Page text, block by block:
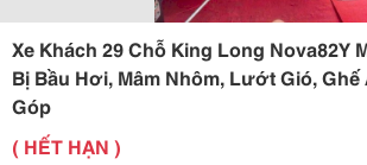
Xe Khách 29 Chỗ King Long Nova82Y
Bị Bầu Hơi, Mâm Nhôm, Lướt Gió, Ghế
Góp
( HẾT HẠN )